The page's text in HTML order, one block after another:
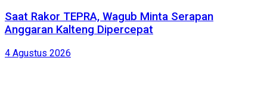
Saat Rakor TEPRA, Wagub Minta Serapan
Anggaran Kalteng Dipercepat
4 Agustus 2026